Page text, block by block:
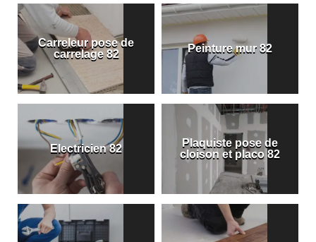
Carreleur pose de
carrelage 82
Peinture mur 82
Electricien 82
Plaquiste pose de
cloison et placo 82